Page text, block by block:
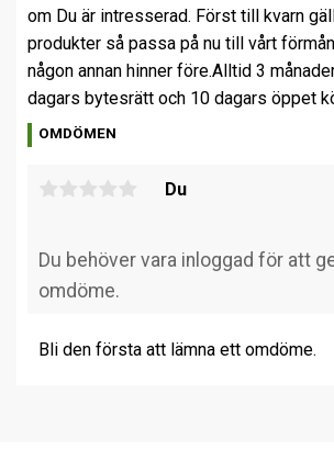
om Du är intresserad. Först till kvarn
produkter så passa på nu till vårt
någon annan hinner före.Alltid 3
dagars bytesrätt och 10 dagars öppet
OMDÖMEN
Du
Bli den första att lämna ett omdöme.